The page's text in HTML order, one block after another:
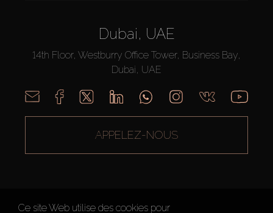
Dubai, UAE
14th Floor, Westburry Office Tower, Business Bay,
Dubai, UAE
APPELEZ-NOUS
Ce site Web utilise des cookies pour